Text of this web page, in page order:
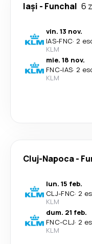
Iași - Funchal 6
vin. 13 nov.
IAS-FNC· 2
KLM
mie. 18 nov.
FNC-IAS· 2
KLM
Cluj-Napoca-
lun. 15 feb.
CLJ-FNC· 2
KLM
dum. 21 feb.
FNC-CLJ· 2
KLM